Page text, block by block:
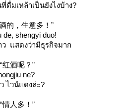
ดื่มเหล้าเป็นยังไงบ้าง?
的，生意多！”
de, shengyi duo!
แสดงว่ามีธุรกิจมาก
红酒呢？”
ne?
ไวน์แดงล่ะ?
情人多！”